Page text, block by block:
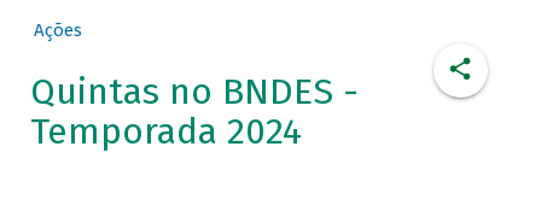
Ações
Quintas no BNDES -
Temporada 2024